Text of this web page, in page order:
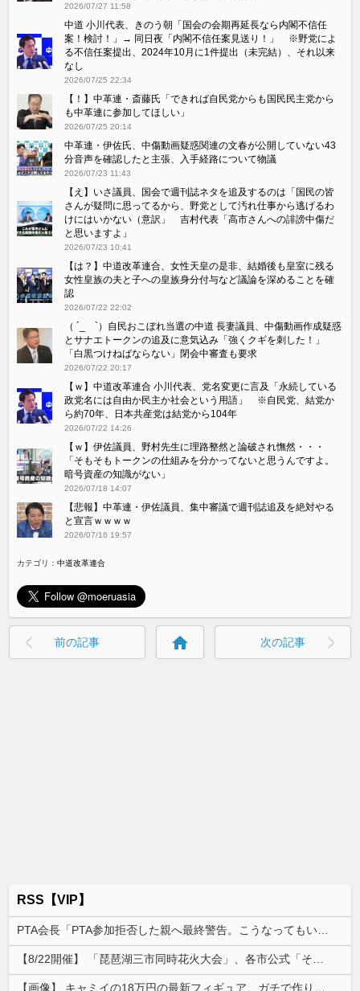
2026/07/27 11:58
中道 小川代表、きのう朝「国会の会期再延長なら内閣不信任
案！検討！」→ 同日夜「内閣不信任案見送り！」 ※野党によ
る不信任案提出、2024年10月に1件提出（未完結）、それ以来
なし
2026/07/25 22:34
【！】中革連・斎藤氏「できれば自民党からも国民民主党から
も中革連に参加してほしい」
2026/07/25 20:14
中革連・伊佐氏、中傷動画疑惑関連の文春が公開していない43
分音声を確認したと主張、入手経路について物議
2026/07/23 11:43
【え】いさ議員、国会で週刊誌ネタを追及するのは「国民の皆
さんが疑問に思ってるから、野党として汚れ仕事から逃げるわ
けにはいかない（意訳」 吉村代表「高市さんへの誹謗中傷だ
と思いますよ」
2026/07/23 10:41
【は？】中道改革連合、女性天皇の是非、結婚後も皇室に残る
女性皇族の夫と子への皇族身分付与など議論を深めることを確
認
2026/07/22 22:02
（ ´_ゝ`）自民おこぼれ当選の中道 長妻議員、中傷動画作成疑惑
とサナエトークンの追及に意気込み「強くクギを刺した！」
「白黒つけねばならない」閉会中審査も要求
2026/07/22 20:17
【ｗ】中道改革連合 小川代表、党名変更に言及「永続している
政党名には自由か民主か社会という用語」 ※自民党、結党か
ら約70年、日本共産党は結党から104年
2026/07/22 14:26
【ｗ】伊佐議員、野村先生に理路整然と論破され憮然・・・
「そもそもトークンの仕組みを分かってないと思うんですよ。
暗号資産の知識がない」
2026/07/18 14:07
【悲報】中革連・伊佐議員、集中審議で週刊誌追及を絶対やる
と宣言ｗｗｗｗ
2026/07/16 19:57
カテゴリ：中道改革連合
前の記事 home 次の記事
RSS【VIP】